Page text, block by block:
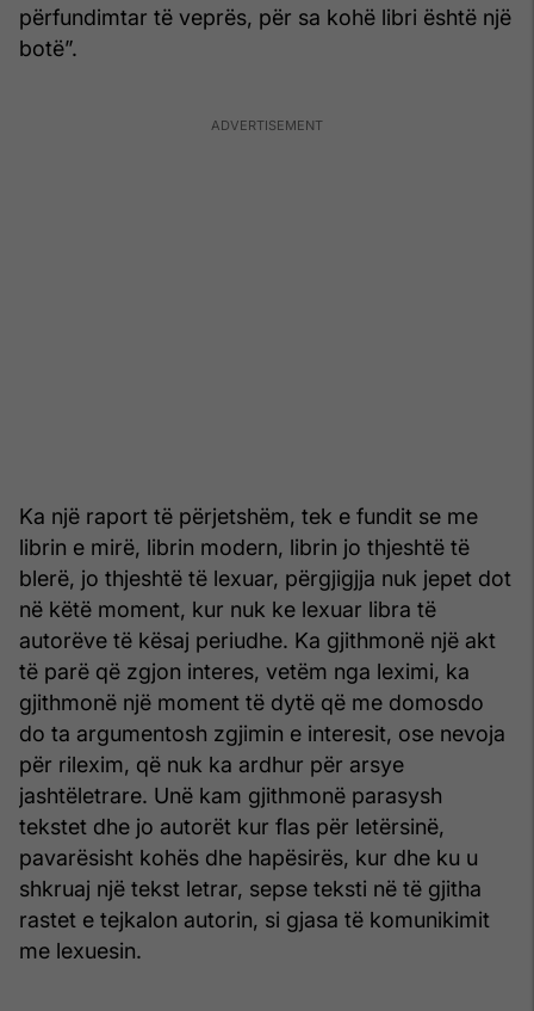
përfundimtar të veprës, për sa kohë libri është një
botë”.
Ka një raport të përjetshëm, tek e fundit se me
librin e mirë, librin modern, librin jo thjeshtë të
blerë, jo thjeshtë të lexuar, përgjigjja nuk jepet dot
në këtë moment, kur nuk ke lexuar libra të
autorëve të kësaj periudhe. Ka gjithmonë një akt
të parë që zgjon interes, vetëm nga leximi, ka
gjithmonë një moment të dytë që me domosdo
do ta argumentosh zgjimin e interesit, ose nevoja
për rilexim, që nuk ka ardhur për arsye
jashtëletrare. Unë kam gjithmonë parasysh
tekstet dhe jo autorët kur flas për letërsinë,
pavarësisht kohës dhe hapësirës, kur dhe ku u
shkruaj një tekst letrar, sepse teksti në të gjitha
rastet e tejkalon autorin, si gjasa të komunikimit
me lexuesin.